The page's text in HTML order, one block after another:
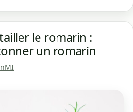
le romarin :
un romarin